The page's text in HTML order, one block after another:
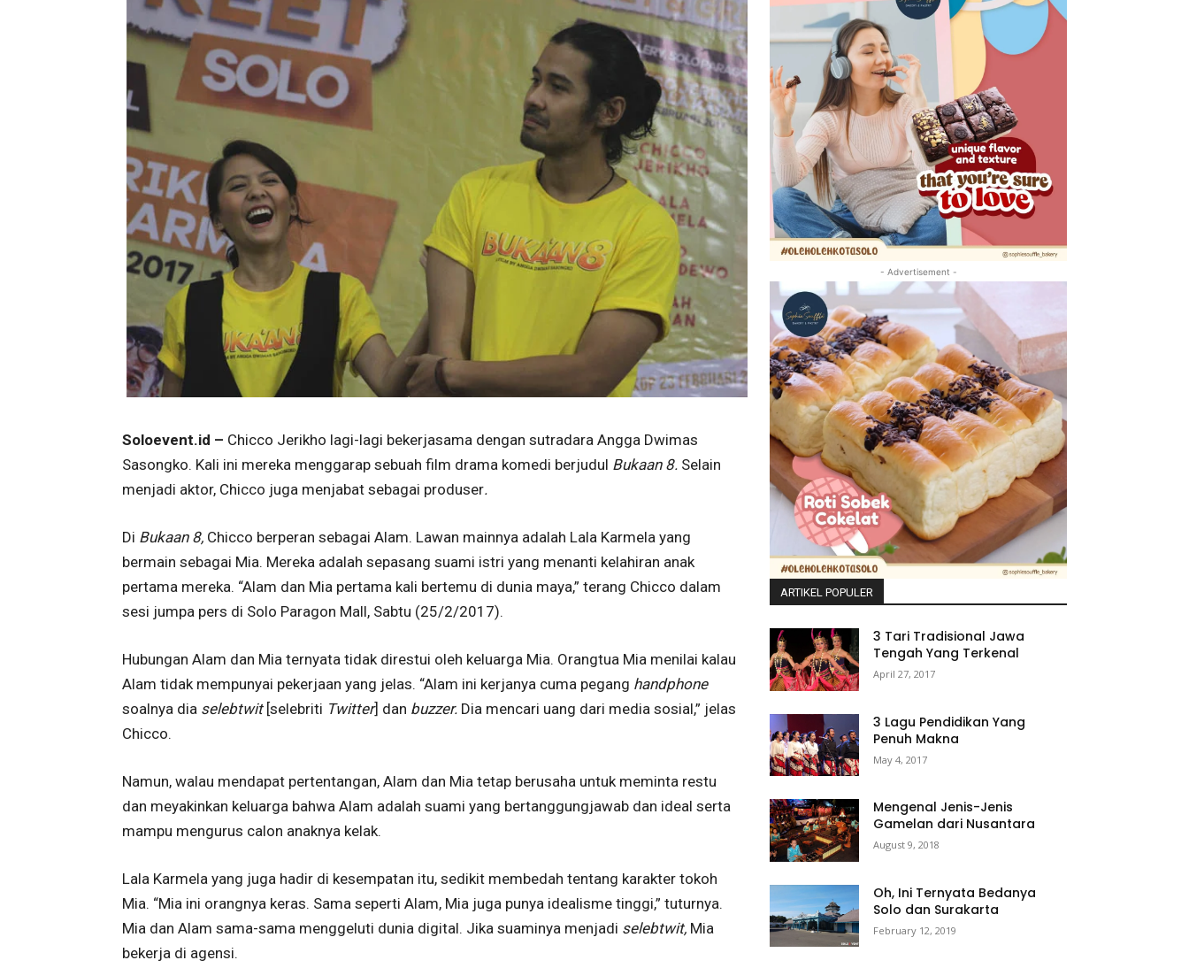
Soloevent.id – Chicco Jerikho lagi-lagi bekerjasama dengan sutradara Angga Dwimas
Sasongko. Kali ini mereka menggarap sebuah film drama komedi berjudul Bukaan 8. Selain
menjadi aktor, Chicco juga menjabat sebagai produser.
Di Bukaan 8, Chicco berperan sebagai Alam. Lawan mainnya adalah Lala Karmela yang
bermain sebagai Mia. Mereka adalah sepasang suami istri yang menanti kelahiran anak
pertama mereka. “Alam dan Mia pertama kali bertemu di dunia maya,” terang Chicco dalam
sesi jumpa pers di Solo Paragon Mall, Sabtu (25/2/2017).
Hubungan Alam dan Mia ternyata tidak direstui oleh keluarga Mia. Orangtua Mia menilai kalau
Alam tidak mempunyai pekerjaan yang jelas. “Alam ini kerjanya cuma pegang handphone
soalnya dia selebtwit [selebriti Twitter] dan buzzer. Dia mencari uang dari media sosial,” jelas
Chicco.
Namun, walau mendapat pertentangan, Alam dan Mia tetap berusaha untuk meminta restu
dan meyakinkan keluarga bahwa Alam adalah suami yang bertanggungjawab dan ideal serta
mampu mengurus calon anaknya kelak.
Lala Karmela yang juga hadir di kesempatan itu, sedikit membedah tentang karakter tokoh
Mia. “Mia ini orangnya keras. Sama seperti Alam, Mia juga punya idealisme tinggi,” tuturnya.
Mia dan Alam sama-sama menggeluti dunia digital. Jika suaminya menjadi selebtwit, Mia
bekerja di agensi.
- Advertisement -
ARTIKEL POPULER
3 Tari Tradisional Jawa
Tengah Yang Terkenal
April 27, 2017
3 Lagu Pendidikan Yang
Penuh Makna
May 4, 2017
Mengenal Jenis-Jenis
Gamelan dari Nusantara
August 9, 2018
Oh, Ini Ternyata Bedanya
Solo dan Surakarta
February 12, 2019